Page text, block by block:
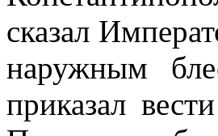
сказал
наружным
приказал